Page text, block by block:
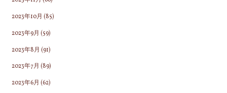
2023年10月 (85)
2023年9月 (59)
2023年8月 (91)
2023年7月 (89)
2023年6月 (62)